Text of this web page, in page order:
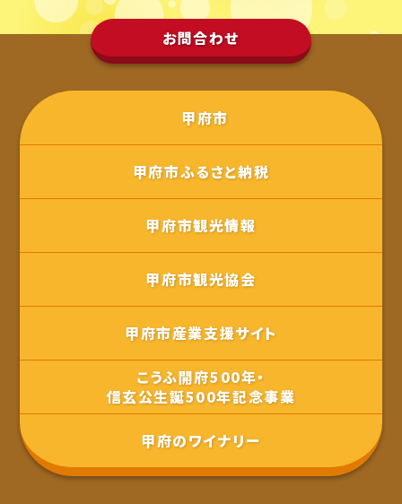
お問合わせ
甲府市
甲府市ふるさと納税
甲府市観光情報
甲府市観光協会
甲府市産業支援サイト
こうふ開府500年・
信玄公生誕500年記念事業
甲府のワイナリー